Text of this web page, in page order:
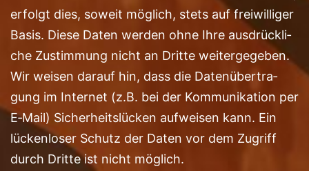
erfolgt dies, soweit mög­lich, stets auf frei­wil­li­ger
Basis. Die­se Daten wer­den ohne Ihre aus­drück­li­
che Zustim­mung nicht an Drit­te weitergegeben.
Wir wei­sen dar­auf hin, dass die Daten­über­tra­
gung im Inter­net (z.B. bei der Kom­mu­ni­ka­ti­on per
E‑Mail) Sicher­heits­lü­cken auf­wei­sen kann. Ein
lücken­lo­ser Schutz der Daten vor dem Zugriff
durch Drit­te ist nicht möglich.